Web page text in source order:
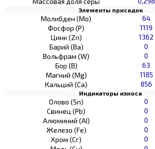
Элементы присадок
Молибден (Мо) 64
Фосфор (Р)
1119
Цинк (Zn)
1362
Барий (Ва)
0
Вольфрам (W)
0
Бор (В)
63
Магний (Mg)
1185
Кальций (Са)
856
Индикаторы износа
Олово (Sn) 0
Свинец (Pb)
0
Алюминий (AI)
0
Железо (Fe)
0
Хром (Сг)
0